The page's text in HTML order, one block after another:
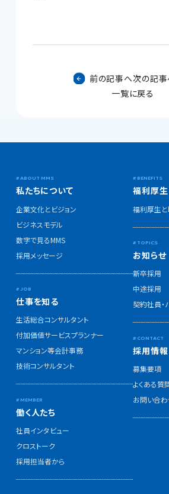
前の記事へ
一覧に戻る
次の記事
私たちについて
企業文化とビジョン
ビジネスモデル
数字で見るMMS
採用メッセージ
仕事を知る
生活総合コンサルタント
付加価値サービスプランナー
マンション等会計事務
技術コンサルタント
働く人たち
社員インタビュー
クロストーク
採用担当者から
福利厚生
福利厚生
お知らせ
新卒採用
中途採用
契約社員・
採用情報
募集要項
よくある質
お問い合